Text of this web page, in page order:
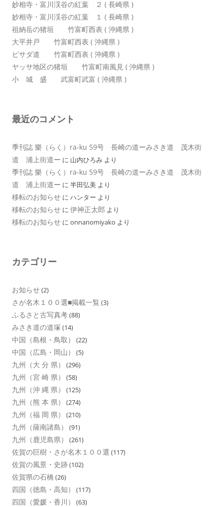
妙相寺・富川渓谷の紅葉 ２ ( 長崎県 )
妙相寺・富川渓谷の紅葉 １ ( 長崎県 )
祖納岳の猪垣 竹富町西表 ( 沖縄県 )
大平井戸 竹富町西表 ( 沖縄県 )
ピサダ道 竹富町西表 ( 沖縄県 )
ヤッサ地区の猪垣 竹富町南風見 ( 沖縄県 )
小 城 盛 武富町武富 ( 沖縄県 )
最近のコメント
季刊誌 樂（らく）ra-ku 59号 長崎の道ーみさき道 茂木街
道 浦上街道ー に 山内ひろみ より
季刊誌 樂（らく）ra-ku 59号 長崎の道ーみさき道 茂木街
道 浦上街道ー に 半田弘美 より
移転のお知らせ に ハンター より
移転のお知らせ に 伊神正太郎 より
移転のお知らせ に onnanomiyako より
カテゴリー
お知らせ(2)
さが名木１００選■掲載一覧 (3)
ふるさと古写真考(88)
みさき道の道塚 (14)
中国（島根・鳥取） (22)
中国（広島・岡山） (5)
九州（大 分 県） (296)
九州（宮 崎 県） (58)
九州（沖 縄 県） (125)
九州（熊 本 県） (274)
九州（福 岡 県） (210)
九州（薩南諸島） (91)
九州（鹿児島県） (261)
佐賀の巨樹・さが名木１００選 (117)
佐賀の風景・史跡(102)
佐賀県の石橋 (26)
四国（徳島・高知） (117)
四国（愛媛・香川） (63)